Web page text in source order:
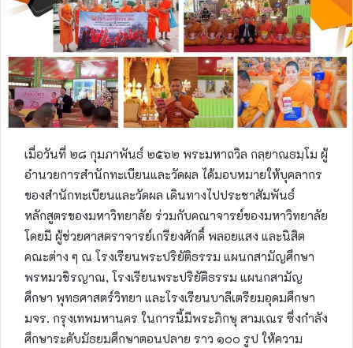
เมื่อวันที่ ๒๘ กุมภาพันธ์ ๒๕๖๒ พระมหาถวิล กลฺยาณธมฺโม ผู้
อำนวยการสำนักทะเบียนและวัดผล ได้มอบหมายให้บุคลากร
ของสำนักทะเบียนและวัดผล เดินทางไปประชาสัมพันธ์
หลักสูตรของมหาวิทยาลัย ร่วมกับคณาจารย์ของมหาวิทยาลัย
โดยมี ผู้ช่วยศาสตราจารย์เกรียงศักดิ์ พลอยแสง และนิสิต
คณะต่าง ๆ ณ โรงเรียนพระปริยัติธรรม แผนกสามัญศึกษา
พรหมวชิรญาณ, โรงเรียนพระปริยัติธรรม แผนกสามัญ
ศึกษา พุทธศาสตร์วิทยา และโรงเรียนบาลีเตรียมอุดมศึกษา
มจร. กรุงเทพมหานคร ในการนี้มีพระภิกษุ สามเณร ซึ่งกำลัง
ศึกษาระดับมัธยมศึกษาตอนปลาย ราว ๑๐๐ รูป ให้ความ